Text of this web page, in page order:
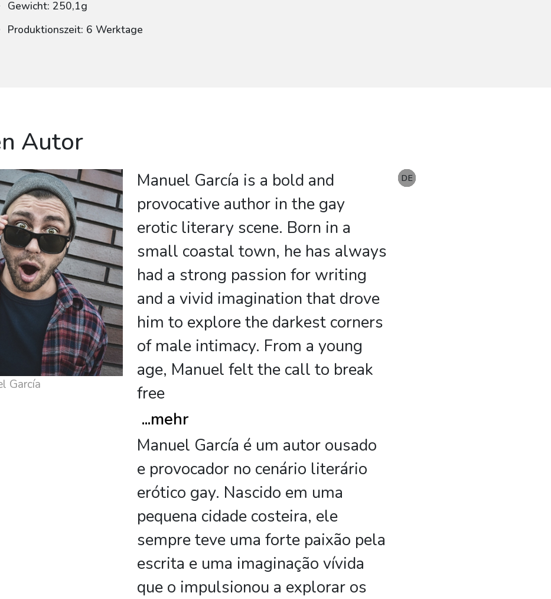
Gewicht: 250,1g
Produktionszeit: 6 Werktage
Autor
García
Manuel García is a bold and
provocative author in the gay
erotic literary scene. Born in a
small coastal town, he has always
had a strong passion for writing
and a vivid imagination that drove
him to explore the darkest corners
of male intimacy. From a young
age, Manuel felt the call to break
free
...mehr
Manuel García é um autor ousado
e provocador no cenário literário
erótico gay. Nascido em uma
pequena cidade costeira, ele
sempre teve uma forte paixão pela
escrita e uma imaginação vívida
que o impulsionou a explorar os
EN
DE
DE
DE
DE
DE